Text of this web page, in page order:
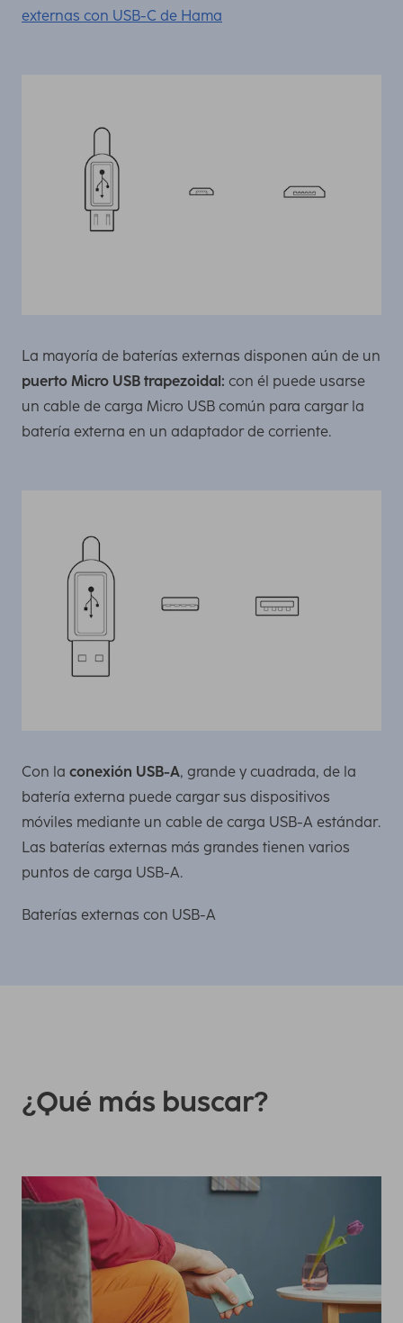
externas con USB-C de Hama
La mayoría de baterías externas disponen aún de un
puerto Micro USB trapezoidal: con él puede usarse
un cable de carga Micro USB común para cargar la
batería externa en un adaptador de corriente.
Con la conexión USB-A, grande y cuadrada, de la
batería externa puede cargar sus dispositivos
móviles mediante un cable de carga USB-A estándar.
Las baterías externas más grandes tienen varios
puntos de carga USB-A.
Baterías externas con USB-A
¿Qué más buscar?